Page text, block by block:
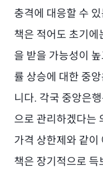
충격에 대응할 수
책은 적어도 초기에
을 받을 가능성이
률 상승에 대한 중
니다. 각국 중앙은
으로 관리하겠다는
가격 상한제와 같이
책은 장기적으로 득